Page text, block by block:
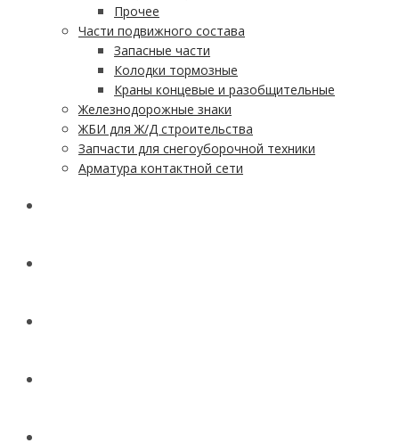
Прочее
Части подвижного состава
Запасные части
Колодки тормозные
Краны концевые и разобщительные
Железнодорожные знаки
ЖБИ для Ж/Д строительства
Запчасти для снегоуборочной техники
Арматура контактной сети